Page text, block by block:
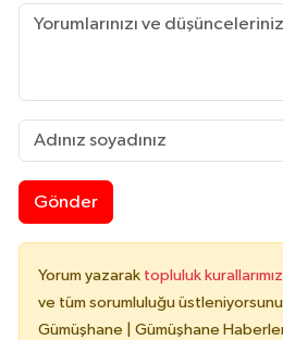
Gönder
Yorum yazarak topluluk
ve tüm sorumluluğu
Gümüşhane | Gümüşhane